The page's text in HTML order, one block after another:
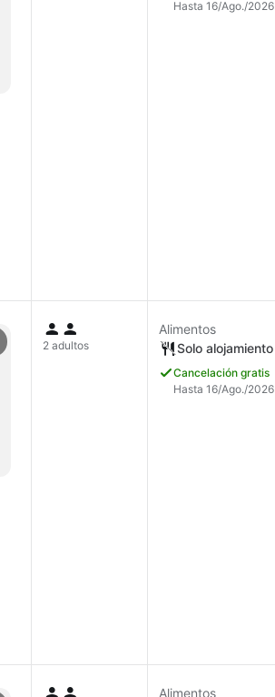
Hasta 16/Ago./2026
2 adultos
Alimentos
Solo alojamiento
Cancelación gratis
Hasta 16/Ago./2026
Alimentos